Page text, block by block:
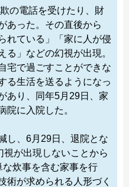
の電話を受けたり、財
あった。その直後から
れている」「家に人が侵
る」などの幻視が出現。
宅で過ごすことができな
る生活を送るようになっ
あり、同年5月29日、家
院に入院した。
し、6月29日、退院とな
視が出現しないことから
炊事を含む家事を行
術が求められる人形づく